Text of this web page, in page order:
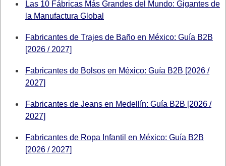
Las 10 Fábricas Más Grandes del Mundo: Gigantes de
la Manufactura Global
Fabricantes de Trajes de Baño en México: Guía B2B
[2026 / 2027]
Fabricantes de Bolsos en México: Guía B2B [2026 /
2027]
Fabricantes de Jeans en Medellín: Guía B2B [2026 /
2027]
Fabricantes de Ropa Infantil en México: Guía B2B
[2026 / 2027]